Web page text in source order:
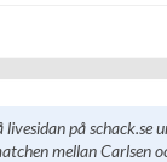
på schack.se
mellan Carlsen